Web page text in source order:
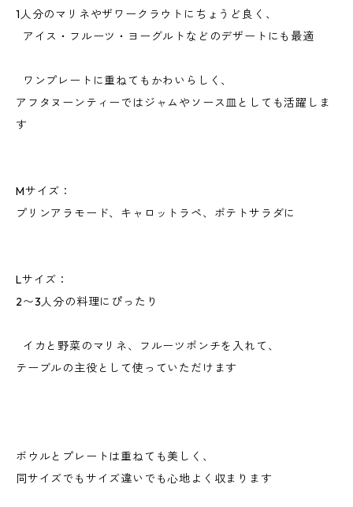
1人分のマリネやザワークラウトにちょうど良く、
アイス・フルーツ・ヨーグルトなどのデザートにも最適
ワンプレートに重ねてもかわいらしく、
アフタヌーンティーではジャムやソース皿としても活躍しま
す
Mサイズ：
プリンアラモード、キャロットラペ、ポテトサラダに
Lサイズ：
2〜3人分の料理にぴったり
イカと野菜のマリネ、フルーツポンチを入れて、
テーブルの主役として使っていただけます
ボウルとプレートは重ねても美しく、
同サイズでもサイズ違いでも心地よく収まります